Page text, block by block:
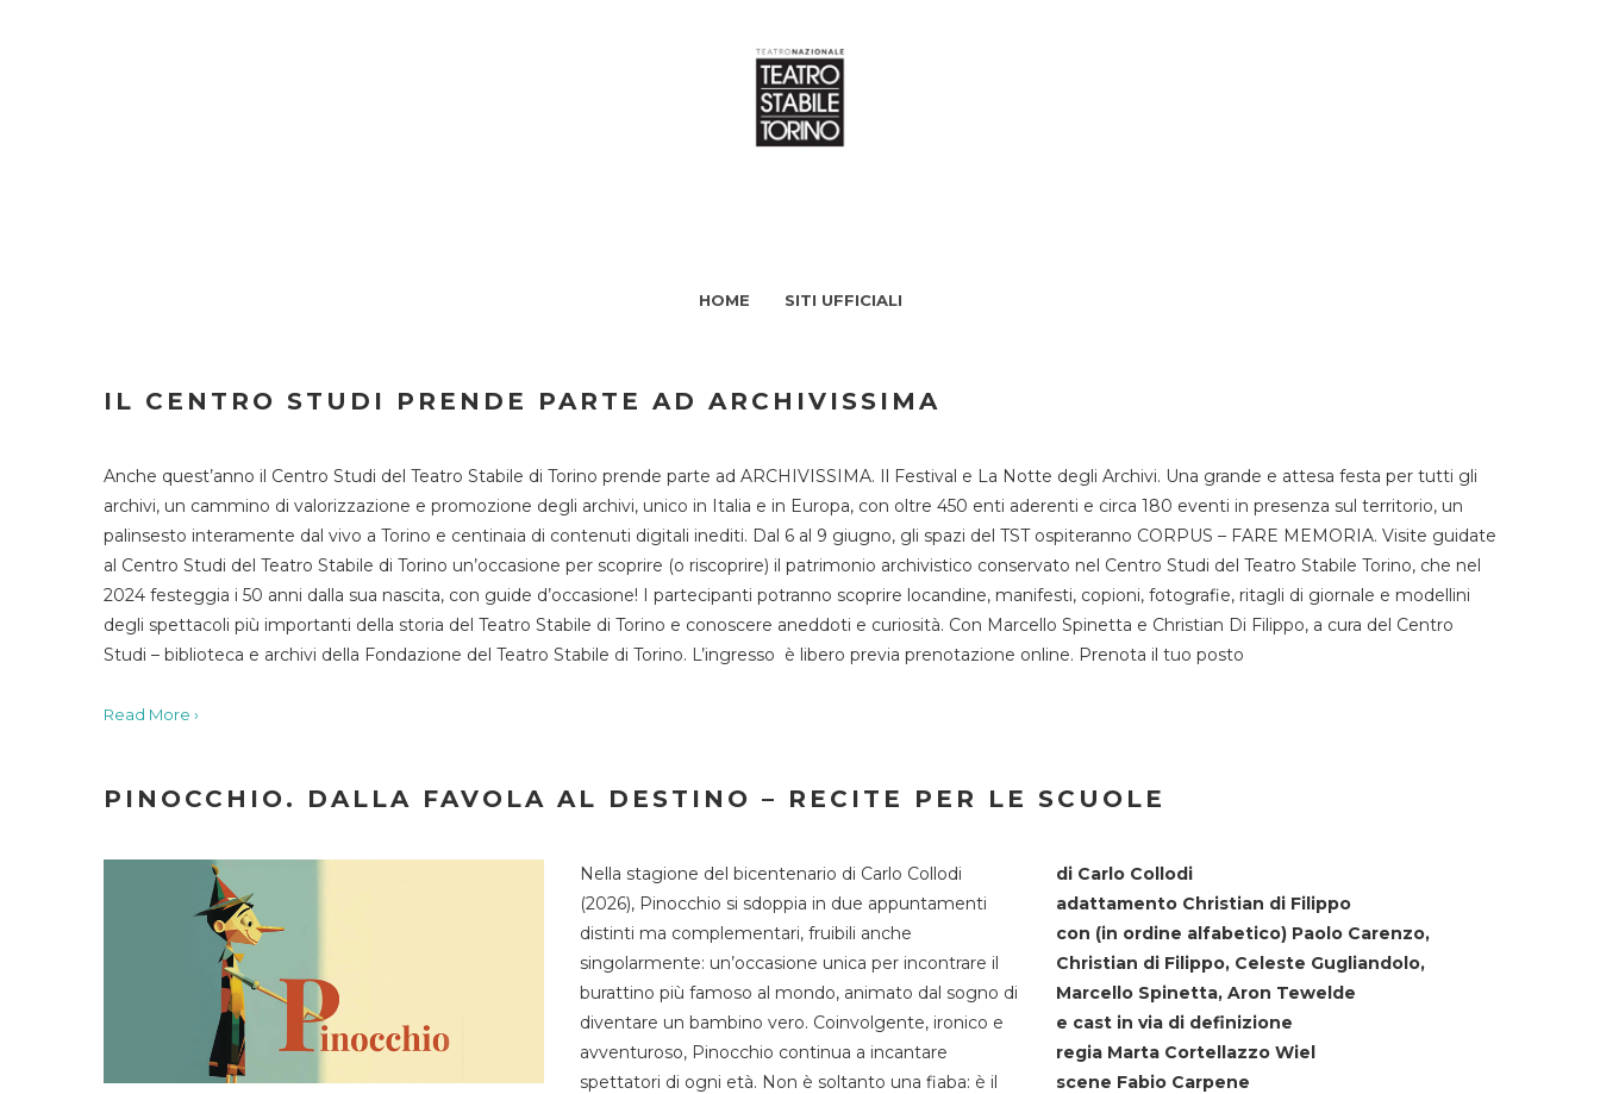
HOME SITI UFFICIALI
IL CENTRO STUDI PRENDE PARTE AD ARCHIVISSIMA
Anche quest’anno il Centro Studi del Teatro Stabile di Torino prende parte ad ARCHIVISSIMA. Il Festival e La Notte degli Archivi. Una grande e attesa festa per tutti gli
archivi, un cammino di valorizzazione e promozione degli archivi, unico in Italia e in Europa, con oltre 450 enti aderenti e circa 180 eventi in presenza sul territorio, un
palinsesto interamente dal vivo a Torino e centinaia di contenuti digitali inediti. Dal 6 al 9 giugno, gli spazi del TST ospiteranno CORPUS – FARE MEMORIA. Visite guidate
al Centro Studi del Teatro Stabile di Torino un’occasione per scoprire (o riscoprire) il patrimonio archivistico conservato nel Centro Studi del Teatro Stabile Torino, che nel
2024 festeggia i 50 anni dalla sua nascita, con guide d’occasione! I partecipanti potranno scoprire locandine, manifesti, copioni, fotografie, ritagli di giornale e modellini
degli spettacoli più importanti della storia del Teatro Stabile di Torino e conoscere aneddoti e curiosità. Con Marcello Spinetta e Christian Di Filippo, a cura del Centro
Studi – biblioteca e archivi della Fondazione del Teatro Stabile di Torino. L’ingresso è libero previa prenotazione online. Prenota il tuo posto
Read More ›
PINOCCHIO. DALLA FAVOLA AL DESTINO – RECITE PER LE SCUOLE
Nella stagione del bicentenario di Carlo Collodi
(2026), Pinocchio si sdoppia in due appuntamenti
distinti ma complementari, fruibili anche
singolarmente: un’occasione unica per incontrare il
burattino più famoso al mondo, animato dal sogno di
diventare un bambino vero. Coinvolgente, ironico e
avventuroso, Pinocchio continua a incantare
spettatori di ogni età. Non è soltanto una fiaba: è il
di Carlo Collodi
adattamento Christian di Filippo
con (in ordine alfabetico) Paolo Carenzo,
Christian di Filippo, Celeste Gugliandolo,
Marcello Spinetta, Aron Tewelde
e cast in via di definizione
regia Marta Cortellazzo Wiel
scene Fabio Carpene